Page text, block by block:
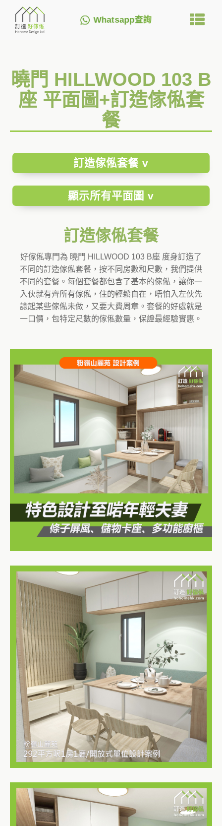
Whatsapp查詢
曉門 HILLWOOD 103 B
座 平面圖+訂造傢俬套
餐
訂造傢俬套餐 v
顯示所有平面圖 v
訂造傢俬套餐
好傢俬專門為 曉門 HILLWOOD 103 B座 度身訂造了
不同的訂造傢俬套餐，按不同房數和尺數，我們提供
不同的套餐。每個套餐都包含了基本的傢俬，讓你一
入伙就有齊所有傢俬，住的輕鬆自在，唔怕入左伙先
諗起某些傢俬未做，又要大費周章。套餐的好處就是
一口價，包特定尺數的傢俬數量，保證最經驗實惠。